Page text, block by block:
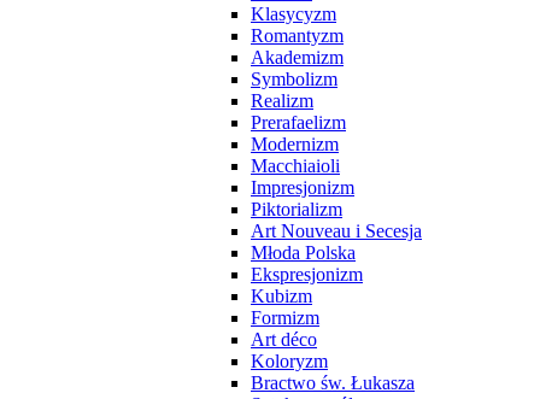
Klasycyzm
Romantyzm
Akademizm
Symbolizm
Realizm
Prerafaelizm
Modernizm
Macchiaioli
Impresjonizm
Piktorializm
Art Nouveau i Secesja
Młoda Polska
Ekspresjonizm
Kubizm
Formizm
Art déco
Koloryzm
Bractwo św. Łukasza